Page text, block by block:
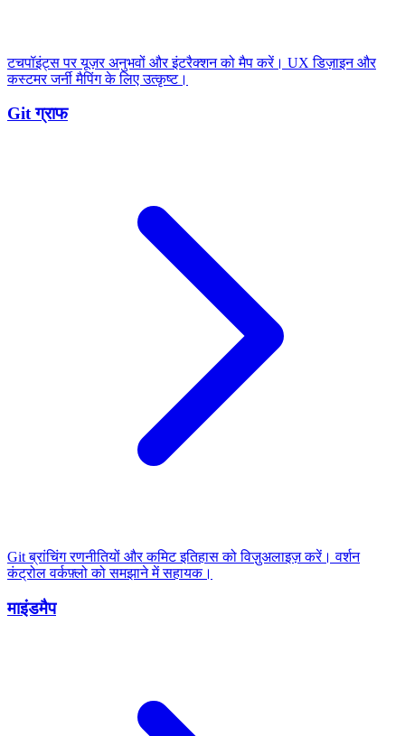
टचपॉइंट्स पर यूज़र अनुभवों और इंटरैक्शन को मैप करें। UX डिज़ाइन और
कस्टमर जर्नी मैपिंग के लिए उत्कृष्ट।
Git ग्राफ
Git ब्रांचिंग रणनीतियों और कमिट इतिहास को विज़ुअलाइज़ करें। वर्शन
कंट्रोल वर्कफ़्लो को समझाने में सहायक।
माइंडमैप